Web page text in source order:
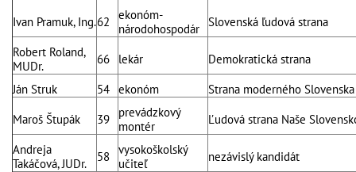
Ivan Pramuk, Ing.62
ekonóm-
národohospodár Slovenská ľudová strana
Robert Roland,
MUDr.
66 lekár
Demokratická strana
Ján Struk
54 ekonóm
Strana moderného Slovenska
Maroš Štupák
39
prevádzkový
montér
Ľudová strana Naše
Andreja
Takáčová, JUDr.
58
vysokoškolský
učiteľ
nezávislý kandidát